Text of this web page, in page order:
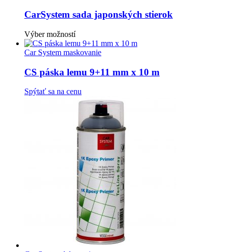
CarSystem sada japonských stierok
Výber možnostíTento
produkt
má
variantov.
Možnosti
si
môžete
vybrať
stránke
produktu.
Car System maskovanie
CS páska lemu 9+11 mm x 10 m
Spýtať sa na cenu